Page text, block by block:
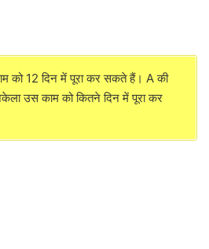
को 12 दिन में पूरा कर सकते हैं। A की
उस काम को कितने दिन में पूरा कर